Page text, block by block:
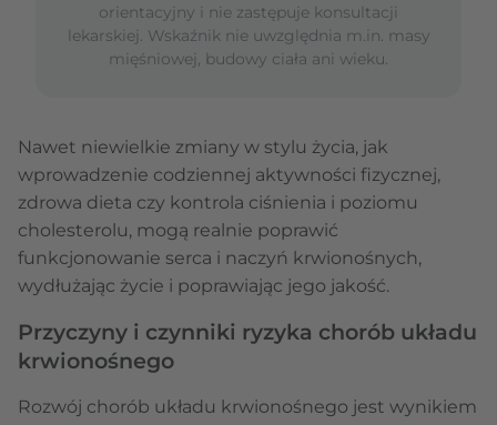
orientacyjny i nie zastępuje konsultacji
lekarskiej. Wskaźnik nie uwzględnia m.in. masy
mięśniowej, budowy ciała ani wieku.
Nawet niewielkie zmiany w stylu życia, jak
wprowadzenie codziennej aktywności fizycznej,
zdrowa dieta czy kontrola ciśnienia i poziomu
cholesterolu, mogą realnie poprawić
funkcjonowanie serca i naczyń krwionośnych,
wydłużając życie i poprawiając jego jakość.
Przyczyny i czynniki ryzyka chorób układu
krwionośnego
Rozwój chorób układu krwionośnego jest wynikiem